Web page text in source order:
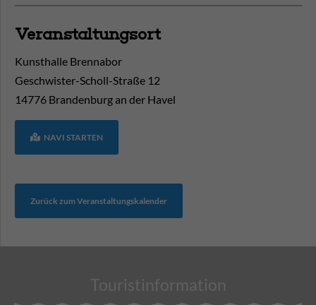
Veranstaltungsort
Kunsthalle Brennabor
Geschwister-Scholl-Straße 12
14776 Brandenburg an der Havel
NAVI STARTEN
Zurück zum Veranstaltungskalender
Touristinformation